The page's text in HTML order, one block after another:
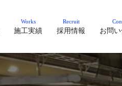
Works
施工実績
Recruit
採用情報 お問